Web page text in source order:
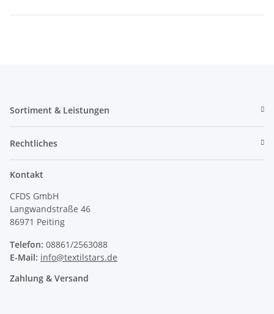
Sortiment & Leistungen
Rechtliches
Kontakt
CFDS GmbH
Langwandstraße 46
86971 Peiting
Telefon: 08861/2563088
E-Mail: info@textilstars.de
Zahlung & Versand